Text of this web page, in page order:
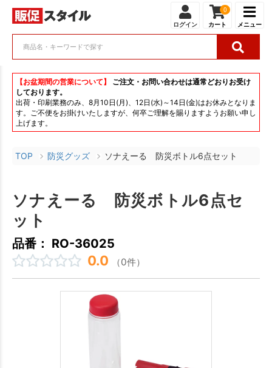
ログイン
0
カート メニュー
【お盆期間の営業について】
ご注文・お問い合わせは通常どおりお受け
しております。
出荷・印刷業務のみ、8月10日(月)、12日(水)～14日(金)はお休みとなりま
す。ご不便をお掛けいたしますが、何卒ご理解を賜りますようお願い申し
上げます。
TOP 防災グッズ ソナえーる 防災ボトル6点セット
ソナえーる 防災ボトル6点セ
ット
品番： RO-36025
0.0 （0件）